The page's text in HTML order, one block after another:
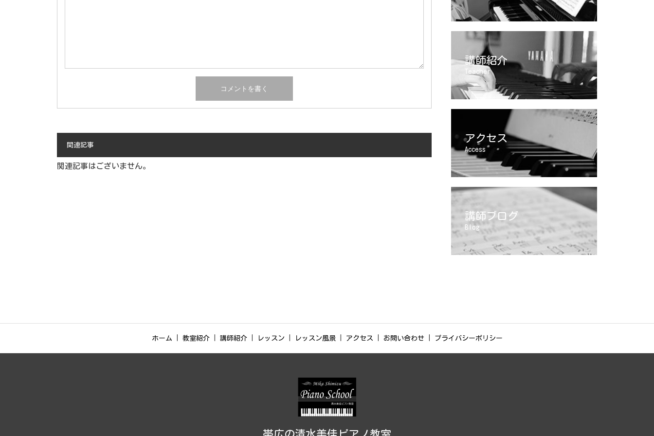
関連記事
関連記事はございません。
講師紹介
Teacher
アクセス
Access
講師ブログ
Blog
ホーム 教室紹介 講師紹介 レッスン レッスン風景 アクセス お問い合わせ プライバシーポリシー
帯広の清水美佳ピアノ教室